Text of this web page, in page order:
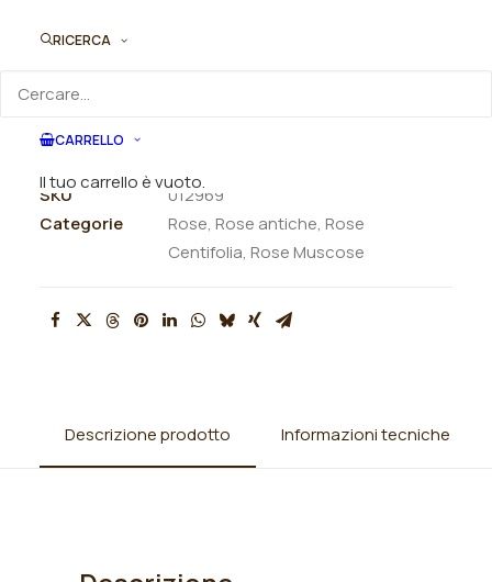
RICERCA
CARRELLO
Il tuo carrello è vuoto.
SKU
012969
Categorie
Rose, Rose antiche, Rose
Centifolia, Rose Muscose
Descrizione prodotto Informazioni tecniche